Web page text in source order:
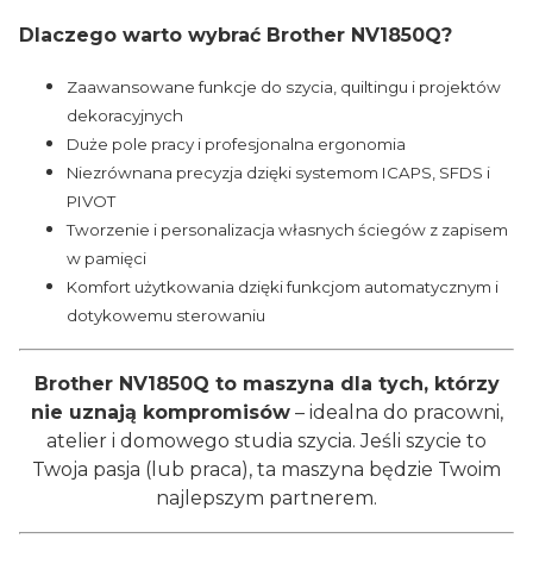
Dlaczego warto wybrać Brother NV1850Q?
Zaawansowane funkcje do szycia, quiltingu i projektów
dekoracyjnych
Duże pole pracy i profesjonalna ergonomia
Niezrównana precyzja dzięki systemom ICAPS, SFDS i
PIVOT
Tworzenie i personalizacja własnych ściegów z zapisem
w pamięci
Komfort użytkowania dzięki funkcjom automatycznym i
dotykowemu sterowaniu
Brother NV1850Q to maszyna dla tych, którzy
nie uznają kompromisów– idealna do pracowni,
atelier i domowego studia szycia. Jeśli szycie to
Twoja pasja (lub praca), ta maszyna będzie Twoim
najlepszym partnerem.